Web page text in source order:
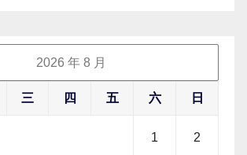
2026 年 8 月
三 四 五 六 日
1 2